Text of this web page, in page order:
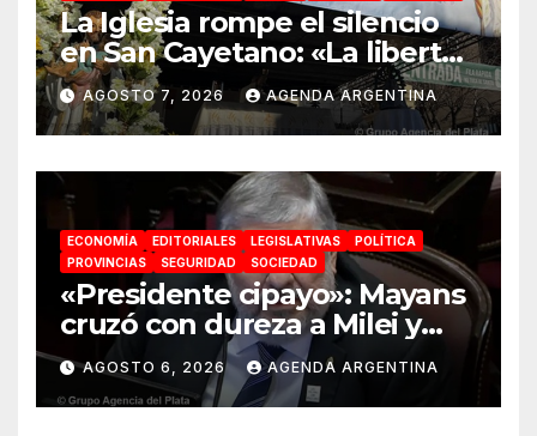
La Iglesia rompe el silencio
en San Cayetano: «La libertad
económica no puede ser
absoluta»
AGOSTO 7, 2026 AGENDA ARGENTINA
ECONOMÍA EDITORIALES LEGISLATIVAS
POLÍTICA
PROVINCIAS
SEGURIDAD SOCIEDAD
«Presidente cipayo»: Mayans
cruzó con dureza a Milei y
advirtió sobre un juicio
político por traición a la
Patria
AGOSTO 6, 2026 AGENDA ARGENTINA